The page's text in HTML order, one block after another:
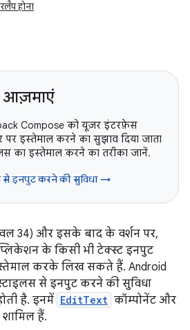
होना
आज़माएं
Compose को यूज़र इंटरफ़ेस
इस्तेमाल करने का सुझाव दिया जाता
का इस्तेमाल करने का तरीका जानें.
से इनपुट करने की सुविधा →
34) और इसके बाद के वर्शन पर,
के किसी भी टेक्स्ट इनपुट
करके लिख सकते हैं. Android
से इनपुट करने की सुविधा
है. इनमें EditText कॉम्पोनेंट और
हैं.